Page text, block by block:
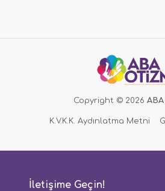
Copyright © 2026
K.V.K.K. Aydınlatma Metni
İletişime Geçin!